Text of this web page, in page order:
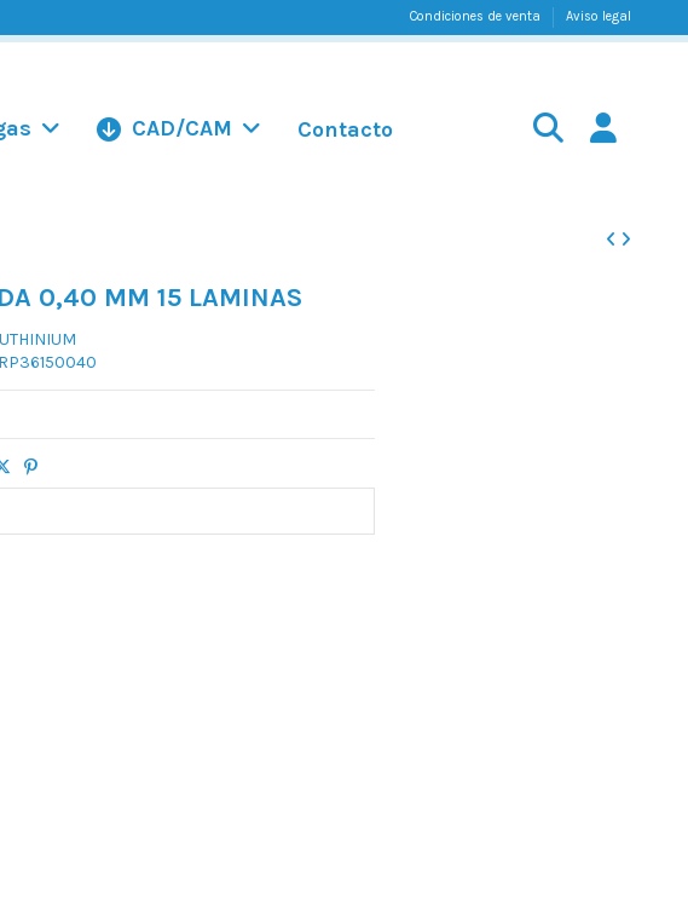
Condiciones de venta Aviso legal
CAD/CAM Contacto
0,40 MM 15 LAMINAS
RP36150040